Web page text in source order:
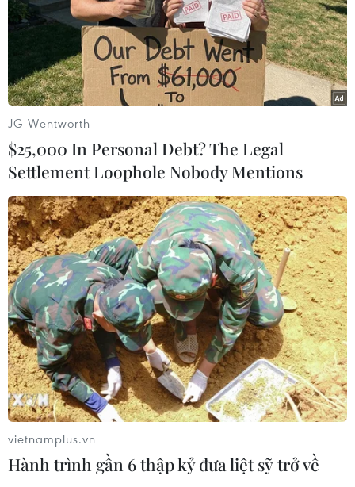
#ô nhiễm không khí #IQAir #VNAir
Theo dõi VietnamPlus
TIN LIÊN QUAN
JG Wentworth
$25,000 In Personal Debt? The Legal
Settlement Loophole Nobody Mentions
vietnamplus.vn
Hành trình gần 6 thập kỷ đưa liệt sỹ trở về